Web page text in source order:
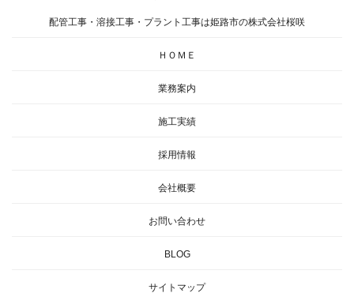
配管工事・溶接工事・プラント工事は姫路市の株式会社桜咲
ＨＯＭＥ
業務案内
施工実績
採用情報
会社概要
お問い合わせ
BLOG
サイトマップ